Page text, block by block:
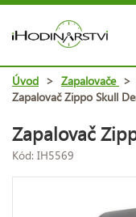
Úvod > Zapalovače >
Zapalovač Zippo Skull
Zapalovač
Kód: IH5569